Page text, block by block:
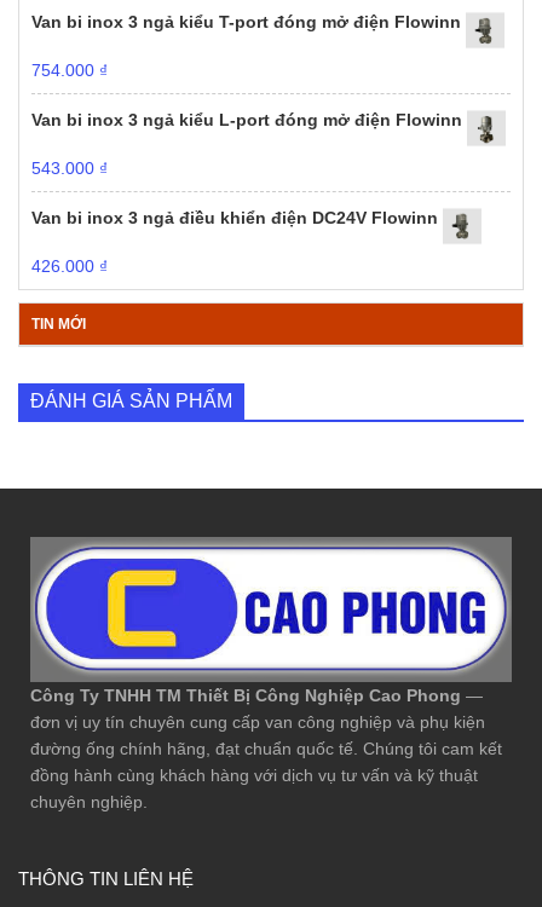
Van bi inox 3 ngả kiểu T-port đóng mở điện Flowinn
754.000 ₫
Van bi inox 3 ngả kiểu L-port đóng mở điện Flowinn
543.000 ₫
Van bi inox 3 ngả điều khiển điện DC24V Flowinn
426.000 ₫
TIN MỚI
ĐÁNH GIÁ SẢN PHẨM
Công Ty TNHH TM Thiết Bị Công Nghiệp Cao Phong —
đơn vị uy tín chuyên cung cấp van công nghiệp và phụ kiện
đường ống chính hãng, đạt chuẩn quốc tế. Chúng tôi cam kết
đồng hành cùng khách hàng với dịch vụ tư vấn và kỹ thuật
chuyên nghiệp.
THÔNG TIN LIÊN HỆ